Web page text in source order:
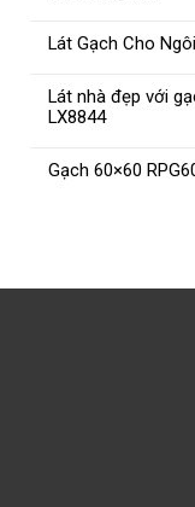
Lát Gạch Cho
Lát nhà đẹp với
LX8844
Gạch 60×60